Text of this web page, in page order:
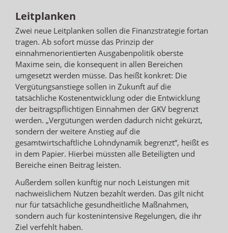
Leitplanken
Zwei neue Leitplanken sollen die Finanzstrategie fortan
tragen. Ab sofort müsse das Prinzip der
einnahmenorientierten Ausgabenpolitik oberste
Maxime sein, die konsequent in allen Bereichen
umgesetzt werden müsse. Das heißt konkret: Die
Vergütungsanstiege sollen in Zukunft auf die
tatsächliche Kostenentwicklung oder die Entwicklung
der beitragspflichtigen Einnahmen der GKV begrenzt
werden. „Vergütungen werden dadurch nicht gekürzt,
sondern der weitere Anstieg auf die
gesamtwirtschaftliche Lohndynamik begrenzt“, heißt es
in dem Papier. Hierbei müssten alle Beteiligten und
Bereiche einen Beitrag leisten.
Außerdem sollen künftig nur noch Leistungen mit
nachweislichem Nutzen bezahlt werden. Das gilt nicht
nur für tatsächliche gesundheitliche Maßnahmen,
sondern auch für kostenintensive Regelungen, die ihr
Ziel verfehlt haben.